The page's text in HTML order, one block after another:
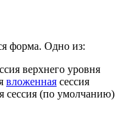
форма. Одно из:
верхнего уровня
вложенная сессия
сессия (по умолчанию)